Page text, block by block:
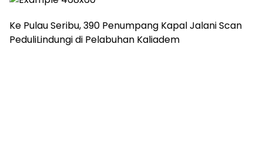
Ke Pulau Seribu, 390 Penumpang Kapal Jalani Scan
PeduliLindungi di Pelabuhan Kaliadem